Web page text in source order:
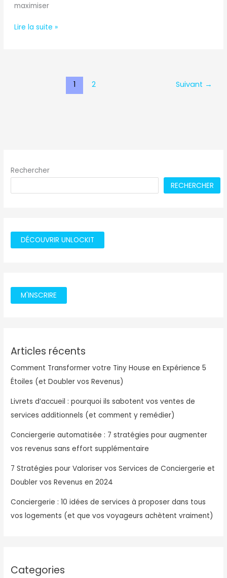
Rechercher
RECHERCHER
DÉCOUVRIR UNLOCKIT
M'INSCRIRE
Articles récents
Comment Transformer votre Tiny House en Expérience 5
Étoiles (et Doubler vos Revenus)
Livrets d’accueil : pourquoi ils sabotent vos ventes de
services additionnels (et comment y remédier)
Conciergerie automatisée : 7 stratégies pour augmenter
vos revenus sans effort supplémentaire
7 Stratégies pour Valoriser vos Services de Conciergerie et
Doubler vos Revenus en 2024
Conciergerie : 10 idées de services à proposer dans tous
vos logements (et que vos voyageurs achètent vraiment)
Categories
maximiser
Lire la suite »
1 2 Suivant →